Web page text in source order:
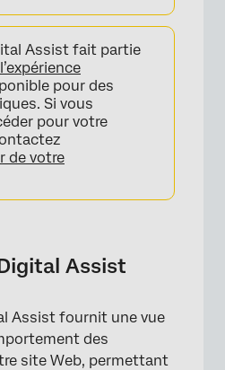
Assist fait partie
pour des
Si vous
pour votre
de votre
Assist
Assist fournit une vue
des
site Web, permettant